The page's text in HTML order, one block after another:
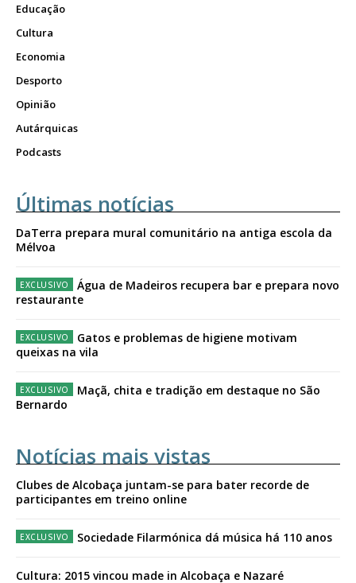
Educação
Cultura
Economia
Desporto
Opinião
Autárquicas
Podcasts
Últimas notícias
DaTerra prepara mural comunitário na antiga escola da
Mélvoa
Água de Madeiros recupera bar e prepara novo
restaurante
Gatos e problemas de higiene motivam
queixas na vila
Maçã, chita e tradição em destaque no São
Bernardo
Notícias mais vistas
Clubes de Alcobaça juntam-se para bater recorde de
participantes em treino online
Sociedade Filarmónica dá música há 110 anos
Cultura: 2015 vincou made in Alcobaça e Nazaré